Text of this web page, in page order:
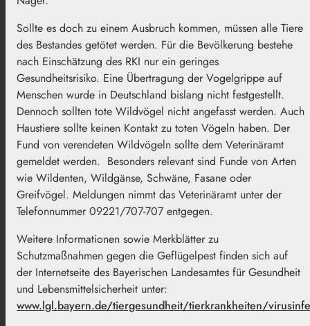
Sollte es doch zu einem Ausbruch kommen, müssen alle Tiere
des Bestandes getötet werden. Für die Bevölkerung bestehe
nach Einschätzung des RKI nur ein geringes
Gesundheitsrisiko. Eine Übertragung der Vogelgrippe auf
Menschen wurde in Deutschland bislang nicht festgestellt.
Dennoch sollten tote Wildvögel nicht angefasst werden. Auch
Haustiere sollte keinen Kontakt zu toten Vögeln haben. Der
Fund von verendeten Wildvögeln sollte dem Veterinäramt
gemeldet werden. Besonders relevant sind Funde von Arten
wie Wildenten, Wildgänse, Schwäne, Fasane oder
Greifvögel. Meldungen nimmt das Veterinäramt unter der
Telefonnummer 09221/707-707 entgegen.
Weitere Informationen sowie Merkblätter zu
Schutzmaßnahmen gegen die Geflügelpest finden sich auf
der Internetseite des Bayerischen Landesamtes für Gesundheit
und Lebensmittelsicherheit unter:
www.lgl.bayern.de/tiergesundheit/tierkrankheiten/